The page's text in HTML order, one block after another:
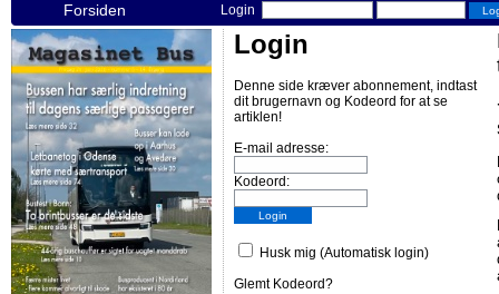
Forsiden
Login
Login
Denne side kræver abonnement, indtast
dit brugernavn og Kodeord for at se
artiklen!
E-mail adresse:
Kodeord:
Husk mig (Automatisk login)
Glemt Kodeord?